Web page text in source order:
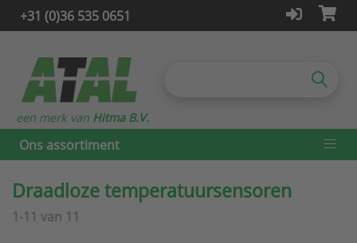
+31 (0)36 535 0651
Ons assortiment
een merk van Hitma B.V.
Draadloze temperatuursensoren
1-11 van 11